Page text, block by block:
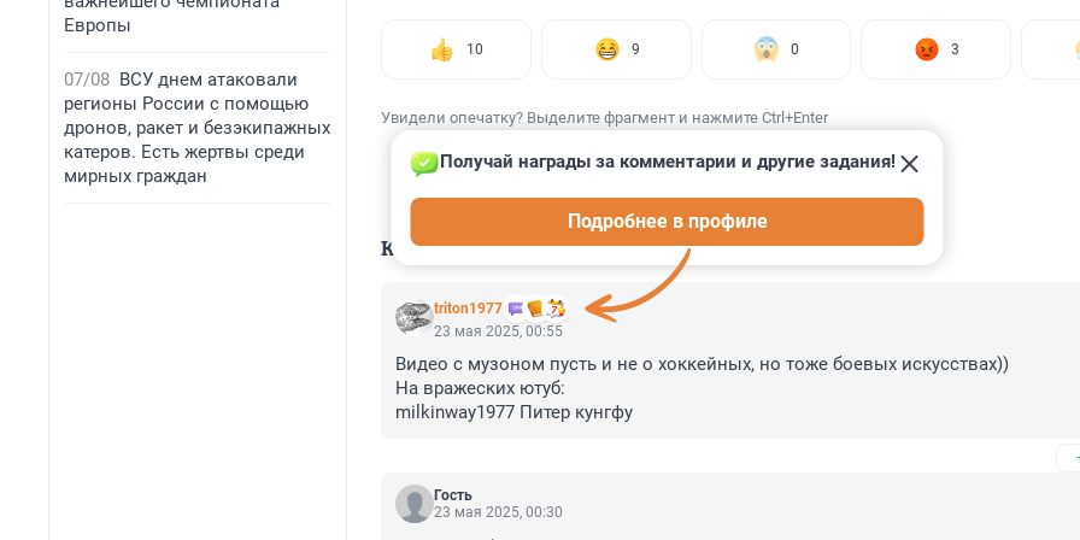
Европы
07/08 ВСУ днем атаковали
регионы России с помощью
дронов, ракет и безэкипажных
катеров. Есть жертвы среди
мирных граждан
10 9 0 3
Увидели опечатку? Выделите фрагмент и нажмите Ctrl+Enter
КОММЕНТАРИИ 14
triton1977
Получай награды за комментарии и другие задания!
Подробнее в профиле
23 мая 2025, 00:55
Видео с музоном пусть и не о хоккейных, но тоже боевых искусствах))
На вражеских ютуб:
milkinway1977 Питер кунгфу
Гость
23 мая 2025, 00:30